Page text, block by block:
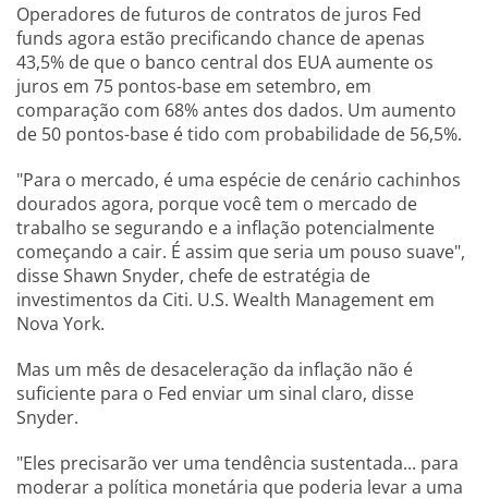
Operadores de futuros de contratos de juros Fed
funds agora estão precificando chance de apenas
43,5% de que o banco central dos EUA aumente os
juros em 75 pontos-base em setembro, em
comparação com 68% antes dos dados. Um aumento
de 50 pontos-base é tido com probabilidade de 56,5%.
"Para o mercado, é uma espécie de cenário cachinhos
dourados agora, porque você tem o mercado de
trabalho se segurando e a inflação potencialmente
começando a cair. É assim que seria um pouso suave",
disse Shawn Snyder, chefe de estratégia de
investimentos da Citi. U.S. Wealth Management em
Nova York.
Mas um mês de desaceleração da inflação não é
suficiente para o Fed enviar um sinal claro, disse
Snyder.
"Eles precisarão ver uma tendência sustentada... para
moderar a política monetária que poderia levar a uma